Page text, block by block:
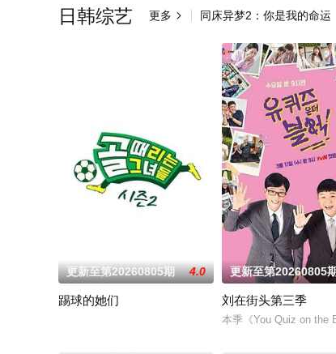
日韩综艺 更多  同床异梦2：你是我的命运
更新至第20260805期 4.0
踢球的她们
更新至第20260805期
刘在街头第三季
本季《You Quiz on the